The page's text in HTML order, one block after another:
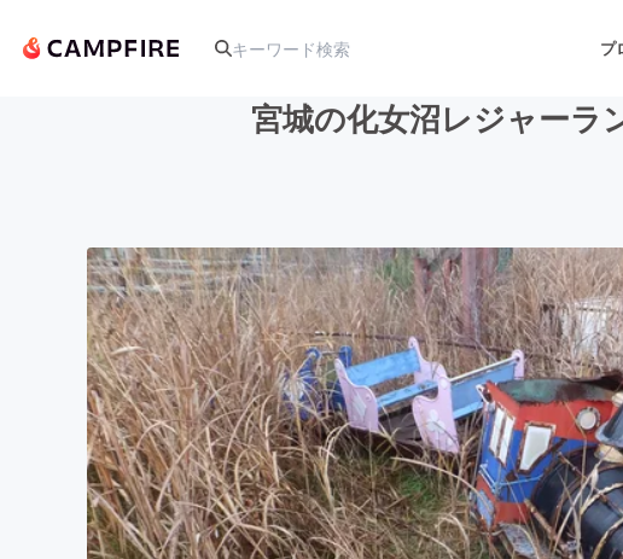
プ
アート・写真 音楽
テクノロジー・ガジェット ゲーム
映像・映画 書籍・
ビジネス・起業 チャレ
宮城の化女沼レジャーラ